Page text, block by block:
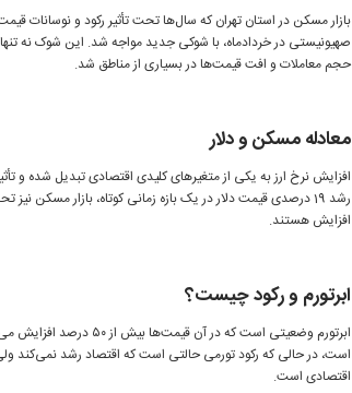
بازار مسکن در استان تهران که سال‌ها تحت تأثیر رکود و نوسانات
صهیونیستی در خردادماه، با شوکی جدید مواجه شد. این شوک نه
حجم معاملات و افت قیمت‌ها در بسیاری از مناطق شد.
معادله مسکن و دلار
افزایش نرخ ارز به یکی از متغیرهای کلیدی اقتصادی تبدیل شده و
رشد 19 درصدی قیمت دلار در یک بازه زمانی کوتاه، بازار مسکن
افزایش هستند.
ابرتورم و رکود چیست؟
ابرتورم وضعیتی است که
است، در حالی که رکود تورمی حالتی است که اقتصاد رشد نمی‌کند
اقتصادی است.